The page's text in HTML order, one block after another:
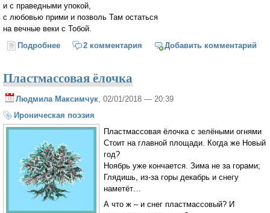
и с праведными упокой,
с любовью прими и позволь Там остаться
на вечные веки с Тобой.
Подробнее о Тяжелой походкой...
2 комментария Добавить комментарий
Пластмассовая ёлочка
Людмила Максимчук , 02/01/2018 — 20:39
Ироническая поэзия
Пластмассовая ёлочка с зелёными огнями
Стоит на главной площади. Когда же Новый
год?
Ноябрь уже кончается. Зима не за горами;
Глядишь, из-за горы декабрь и снегу
наметёт…
А что ж – и снег пластмассовый? И